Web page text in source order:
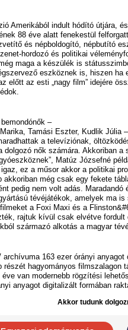
Amerikából indult hódító útjára, és
88 éve alatt fenekestül
és népboldogító, népbutító
hordozó és politikai
maga a készülék is
eszköznek is, hiszen ha
előtt az esti „nagy film” idejére
–
Tamási Eszter, Kudlik Júlia
a televíziónak,
dolgozó nők számára. Akkoriban
Matúz Józsefné
igaz, ez a műsor akkor a politikai
akkoriban még csak egy fekete
pedig nem volt adás.
tévéjátékok, amelyek ma
a Foxi Maxi és a
rajtuk kívül csak elvétve fordult
származó alkotás a magyar
archívuma 163 ezer órányi anyagot
részét hagyományos filmszalagon
éve van modernebb rögzítési
anyagot digitalizált formában
Akkor tudunk